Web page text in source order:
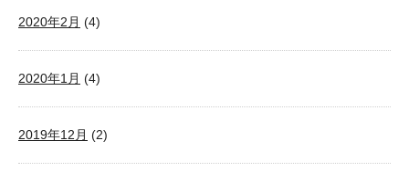
2020年2月 (4)
2020年1月 (4)
2019年12月 (2)